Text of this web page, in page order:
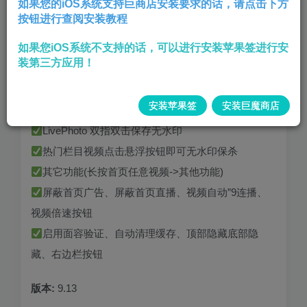
定位使用方法:进入软件三指连点2下屏幕方可出现”
定位功能
首页长按视频可无水印保存视频、保存背"景音乐、
双击 LivePhoto可无水印保存，评论区
LivePhoto 双指双击保存无水印
热门栏目视频点击悬浮按钮即可无水印保杀
其它功能(长按首页任意视频->其他功能)
屏蔽首页广告、屏蔽首页直播、视频自动”9连播、
视频倍速按钮
启用面容验证、自动清理缓存、顶部隐藏底部隐
藏、右边栏按钮
版本: 9.13
如果您的iOS系统支持巨商店安装要求的话，请点击下方
按钮进行查阅安装教程
如果您iOS系统不支持的话，可以进行安装苹果签进行安
装第三方应用！
安装苹果签 安装巨魔商店